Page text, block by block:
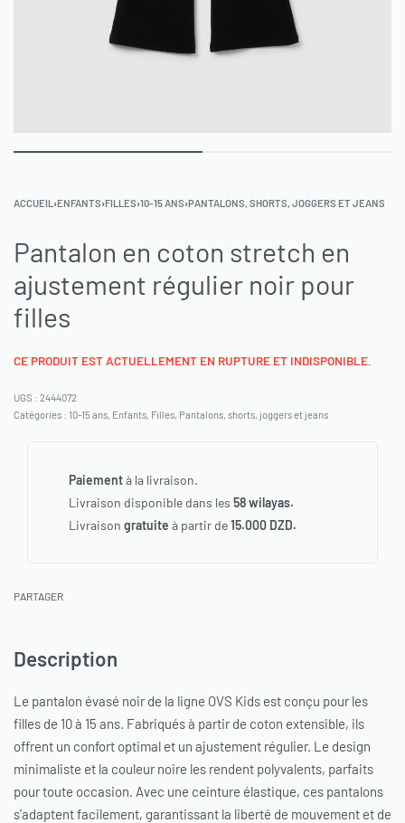
ACCUEIL ›ENFANTS›FILLES›10-15 ANS›PANTALONS, SHORTS, JOGGERS ET JEANS
Pantalon en coton stretch en
ajustement régulier noir pour
filles
CE PRODUIT EST ACTUELLEMENT EN RUPTURE ET INDISPONIBLE.
2444072
Catégories : 10-15 ans, Enfants, Filles, Pantalons, shorts, joggers et jeans
Paiementà la livraison.
Livraison disponible dans les 58 wilayas.
Livraison gratuite à partir de15.000 DZD.
PARTAGER
Description
Le pantalon évasé noir de la ligne OVS Kids est conçu pour les
filles de 10 à 15 ans. Fabriqués à partir de coton extensible, ils
offrent un confort optimal et un ajustement régulier. Le design
minimaliste et la couleur noire les rendent polyvalents, parfaits
pour toute occasion. Avec une ceinture élastique, ces pantalons
s’adaptent facilement, garantissant la liberté de mouvement et de